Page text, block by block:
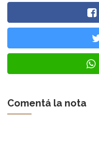
Comentá la nota